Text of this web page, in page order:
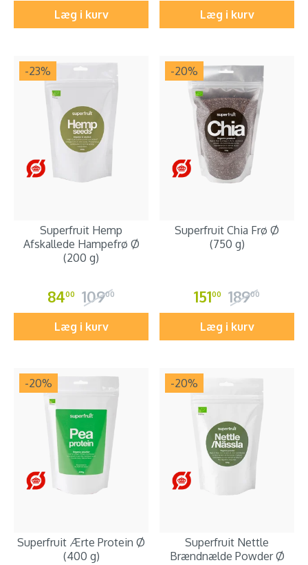
Læg i kurv Læg i kurv
-23%
Superfruit Hemp
Afskallede Hampefrø Ø
(200 g)
8400 10900
Læg i kurv
-20%
Superfruit Chia Frø Ø
(750 g)
15100 18900
Læg i kurv
-20%
Superfruit Ærte Protein Ø
(400 g)
-20%
Superfruit Nettle
Brændnælde Powder Ø